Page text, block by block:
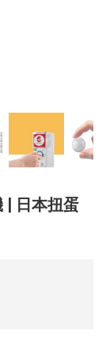
| 日本扭蛋